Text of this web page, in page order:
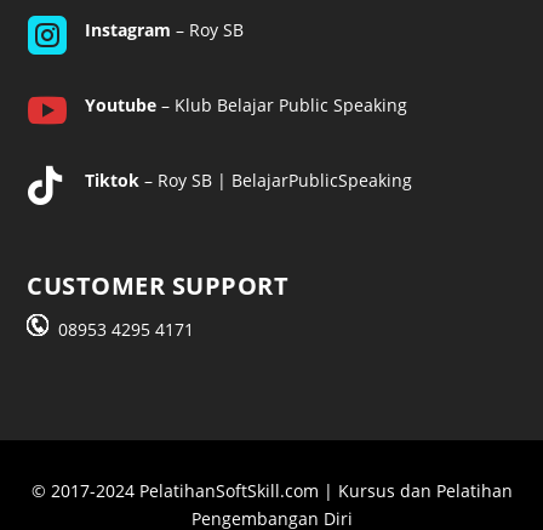
 Instagram – Roy SB
 Youtube– Klub Belajar Public Speaking
 Tiktok– Roy SB | BelajarPublicSpeaking
CUSTOMER SUPPORT
08953 4295 4171
© 2017-2024 PelatihanSoftSkill.com | Kursus dan Pelatihan
Pengembangan Diri